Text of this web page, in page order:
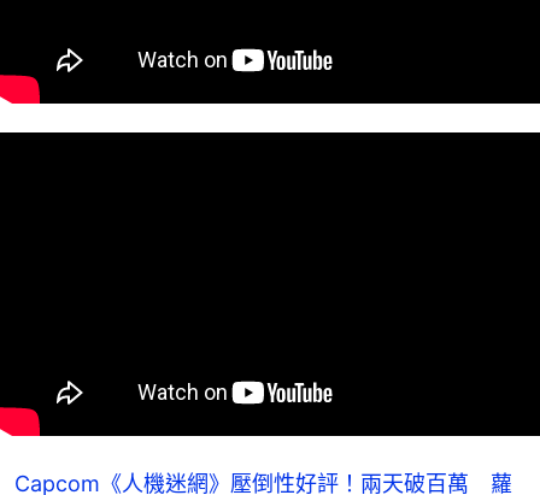
Capcom《人機迷網》壓倒性好評！兩天破百萬 蘿